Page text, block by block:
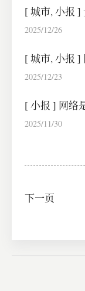
[城市,小报 ]
2025/12/26
[城市,小报 ]
2025/12/23
[小报 ] 网络
2025/11/30
下一页